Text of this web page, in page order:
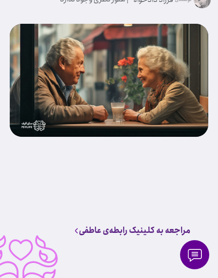
مراجعه به کلینیک رابطه‌ی عاطفی